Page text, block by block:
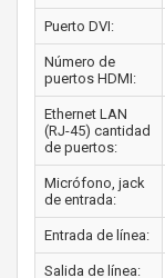
Puerto DVI:
Número de
puertos HDMI:
Ethernet LAN
(RJ-45) cantidad
de puertos:
Micrófono, jack
de entrada:
Entrada de línea:
Salida de línea: